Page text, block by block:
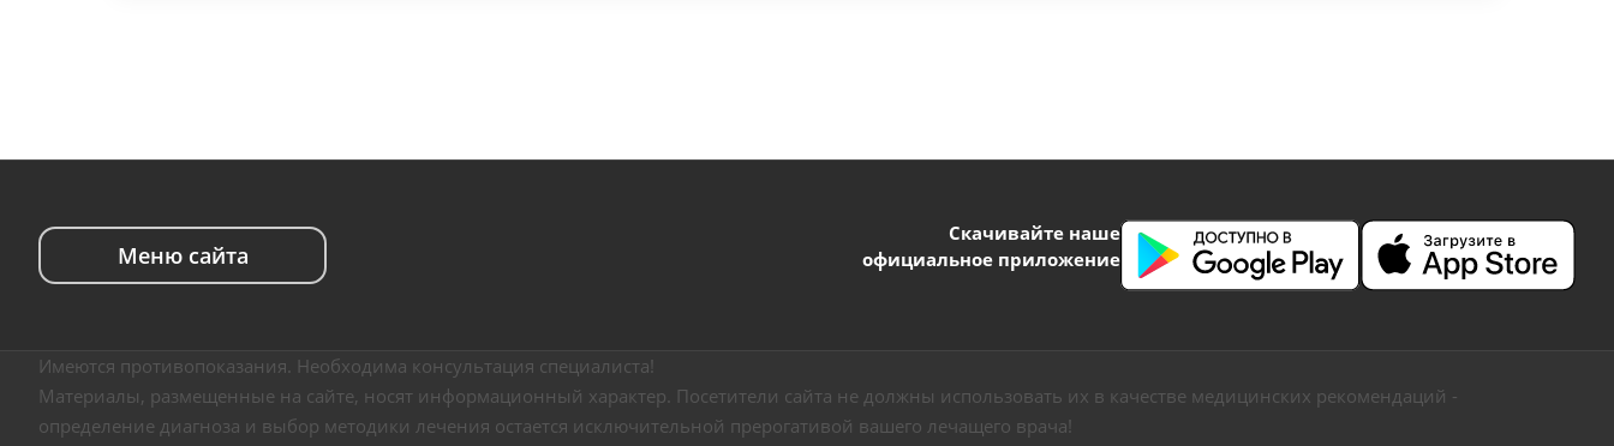
Меню сайта
Скачивайте наше
официальное приложение
Имеются противопоказания. Необходима консультация специалиста!
Материалы, размещенные на сайте, носят информационный характер. Посетители сайта не должны использовать их в качестве медицинских рекомендаций -
определение диагноза и выбор методики лечения остается исключительной прерогативой вашего лечащего врача!